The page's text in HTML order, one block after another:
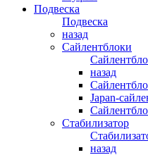
Подвеска
Подвеска
назад
Сайлентблоки
назад
Japan-
Стабилизатор
назад